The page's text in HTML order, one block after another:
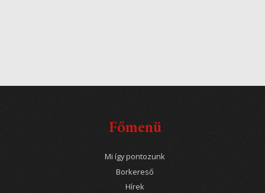
Főmenü
Mi így pontozunk
Borkereső
Hírek